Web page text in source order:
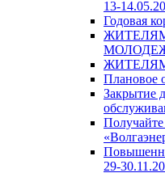
13-
Годовая
Плановое
Закрытие
29-